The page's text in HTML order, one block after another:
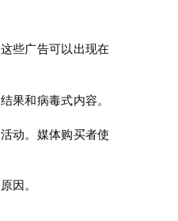
些广告可以出现在
果和病毒式内容。
动。媒体购买者使
因。